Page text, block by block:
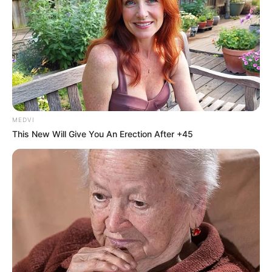
33 mil beneficiários. Conta com uma equipe de mais de 140
colaboradores e mais de 180 médicos cooperados, que
atuam juntos, na missão de promover saúde, bem-estar e
qualidade de vida.
Além da sede administrativa, a cooperativa conta hoje com
Unidade de Quimioterapia, Ambulatório de Especialidades
Médicas, Ambulatório de Atendimento em Quatá, Farmácia
e policlínica para terapias infantis. Realiza ainda, em
parceria com o Instituto UniAssis, projetos de
MEDVI
This New Will Give You An Erection After +45